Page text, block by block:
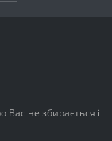
Вас не збирається і